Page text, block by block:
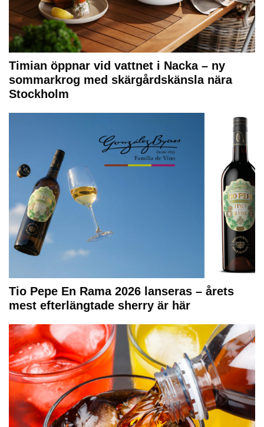
Timian öppnar vid vattnet i Nacka – ny
sommarkrog med skärgårdskänsla nära
Stockholm
Tio Pepe En Rama 2026 lanseras – årets
mest efterlängtade sherry är här